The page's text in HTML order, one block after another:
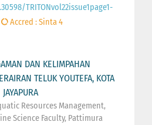
TRITONvol22issue1page1-
Accred : Sinta 4
DAN KELIMPAHAN
TELUK YOUTEFA, KOTA
JAYAPURA
Resources Management,
Science Faculty, Pattimura